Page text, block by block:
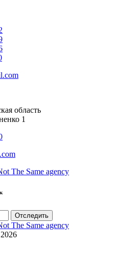
область
1
Отследить